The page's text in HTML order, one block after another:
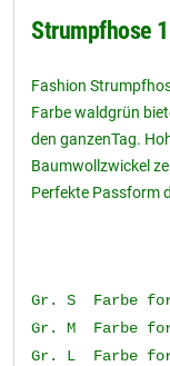
Strumpfhose
Fashion
Farbe waldgrün
den ganzenTag.
Baumwollzwickel
Perfekte Passform
Gr. S Farbe
Gr. M Farbe
Gr. L Farbe